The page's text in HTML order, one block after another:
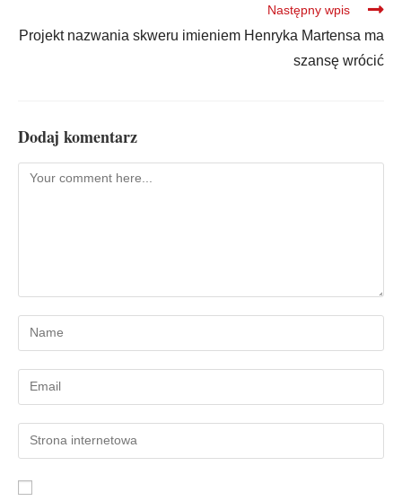
Następny wpis
Projekt nazwania skweru imieniem Henryka Martensa ma
szansę wrócić
Dodaj komentarz